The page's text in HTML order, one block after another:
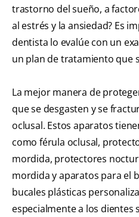
trastorno del sueño, a
al estrés y la ansiedad? Es
dentista lo evalúe con un
un plan de tratamiento que
La mejor manera de
que se desgasten y se
oclusal. Estos aparatos
como férula oclusal,
mordida, protectores
mordida y aparatos para el
bucales plásticas
especialmente a los